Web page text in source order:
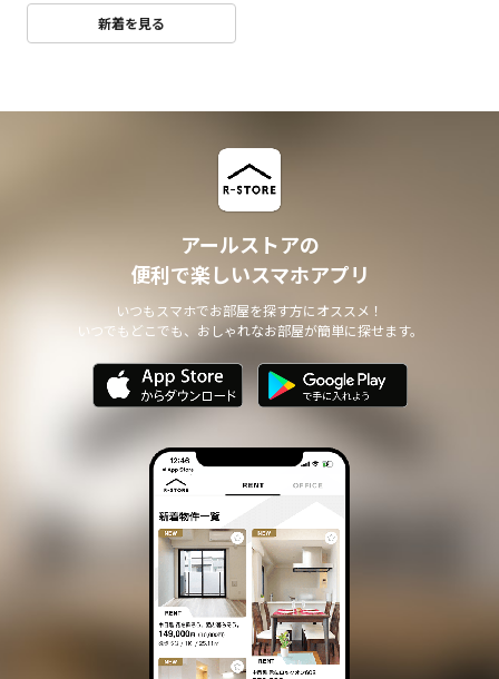
新着を見る
アールストアの
便利で楽しいスマホアプリ
いつもスマホでお部屋を探す方にオススメ！
いつでもどこでも、おしゃれなお部屋が簡単に探せます。